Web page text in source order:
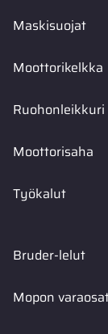
Maskisuojat
Moottorikelkka
Ruohonleikkuri
Moottorisaha
Työkalut
Bruder-lelut
Mopon